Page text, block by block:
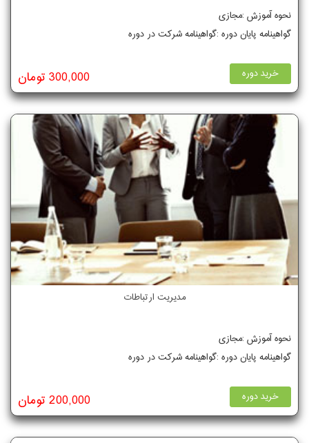
نحوه آموزش :مجازی
گواهینامه پایان دوره :گواهینامه شرکت در دوره
خرید دوره 300,000 تومان
مدیریت ارتباطات
نحوه آموزش :مجازی
گواهینامه پایان دوره :گواهینامه شرکت در دوره
خرید دوره 200,000 تومان